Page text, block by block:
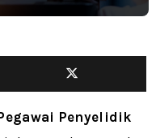
Penyelidik